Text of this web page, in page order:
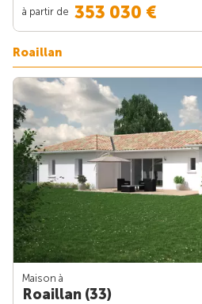
à partir de 353 030 €
Roaillan
Maison à
Roaillan (33)